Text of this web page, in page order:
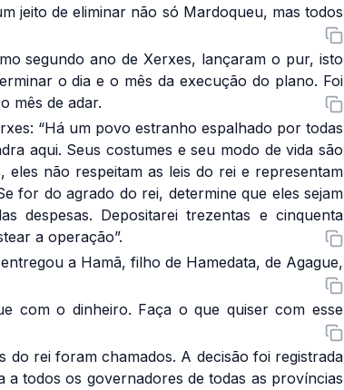
jeito de eliminar não só Mardoqueu, mas todos
segundo ano de Xerxes, lançaram o pur, isto
o dia e o mês da execução do plano. Foi
mês de adar.
“Há um povo estranho espalhado por todas
aqui. Seus costumes e seu modo de vida são
eles não respeitam as leis do rei e representam
for do agrado do rei, determine que eles sejam
despesas. Depositarei trezentas e cinquenta
a operação”.
a Hamã, filho de Hamedata, de Agague,
com o dinheiro. Faça o que quiser com esse
do rei foram chamados. A decisão foi registrada
a todos os governadores de todas as províncias